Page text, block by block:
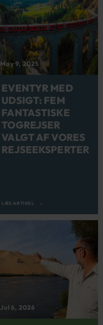
May 9, 2025
EVENTYR MED
UDSIGT: FEM
FANTASTISKE
TOGREJSER
VALGT AF VORES
REJSEEKSPERTER
LÆS ARTIKEL
Jul 6, 2026